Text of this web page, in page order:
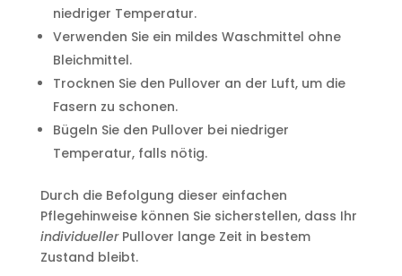
niedriger Temperatur.
Verwenden Sie ein mildes Waschmittel ohne
Bleichmittel.
Trocknen Sie den Pullover an der Luft, um die
Fasern zu schonen.
Bügeln Sie den Pullover bei niedriger
Temperatur, falls nötig.
Durch die Befolgung dieser einfachen
Pflegehinweise können Sie sicherstellen, dass Ihr
individuellerPullover lange Zeit in bestem
Zustand bleibt.